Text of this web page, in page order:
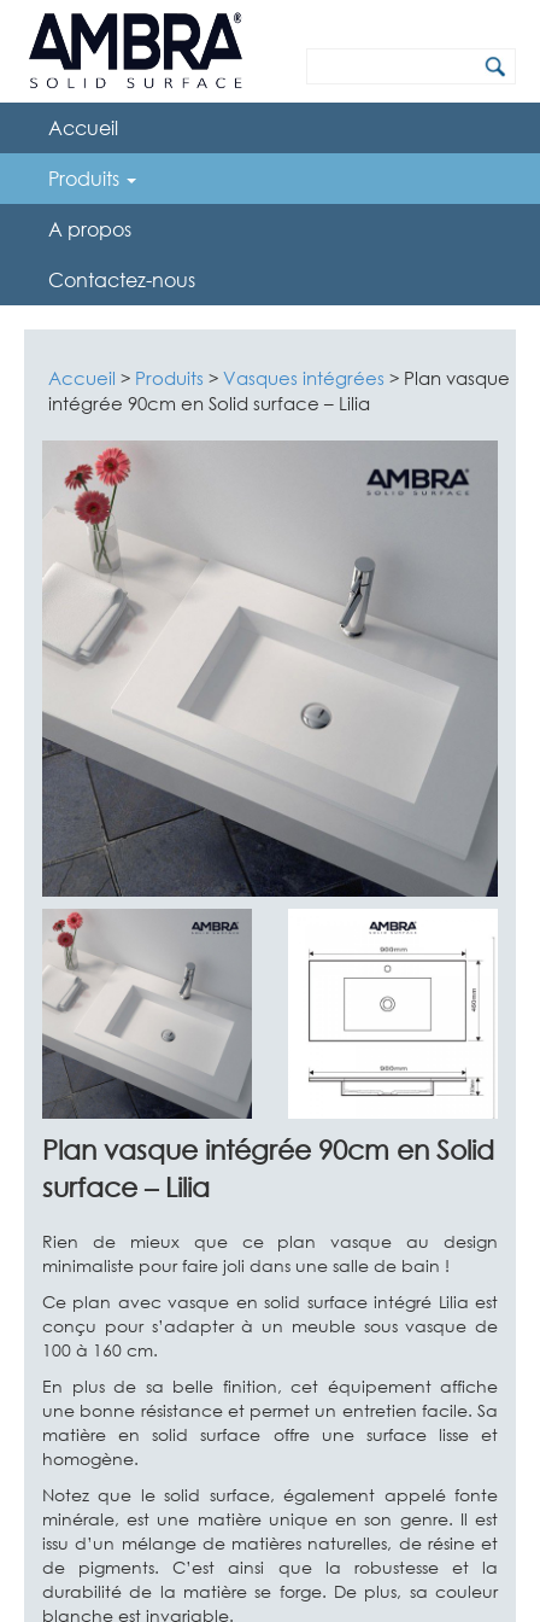
Accueil
Produits
A propos
Contactez-nous
Accueil > Produits > Vasques intégrées > Plan vasque
intégrée 90cm en Solid surface – Lilia
Plan vasque intégrée 90cm en Solid
surface – Lilia
Rien de mieux que ce plan vasque au design
minimaliste pour faire joli dans une salle de bain !
Ce plan avec vasque en solid surface intégré Lilia est
conçu pour s’adapter à un meuble sous vasque de
100 à 160 cm.
En plus de sa belle finition, cet équipement affiche
une bonne résistance et permet un entretien facile. Sa
matière en solid surface offre une surface lisse et
homogène.
Notez que le solid surface, également appelé fonte
minérale, est une matière unique en son genre. Il est
issu d’un mélange de matières naturelles, de résine et
de pigments. C’est ainsi que la robustesse et la
durabilité de la matière se forge. De plus, sa couleur
blanche est invariable.